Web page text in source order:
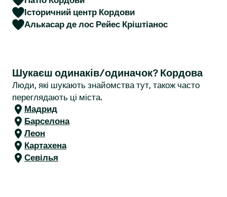
Історичний центр Кордови
Алькасар де лос Рейес Кріштіанос
Шукаєш одинаків/одиначок? Кордова
Люди, які шукають знайомства тут, також часто
переглядають ці міста.
Мадрид
Барселона
Леон
Картахена
Севілья